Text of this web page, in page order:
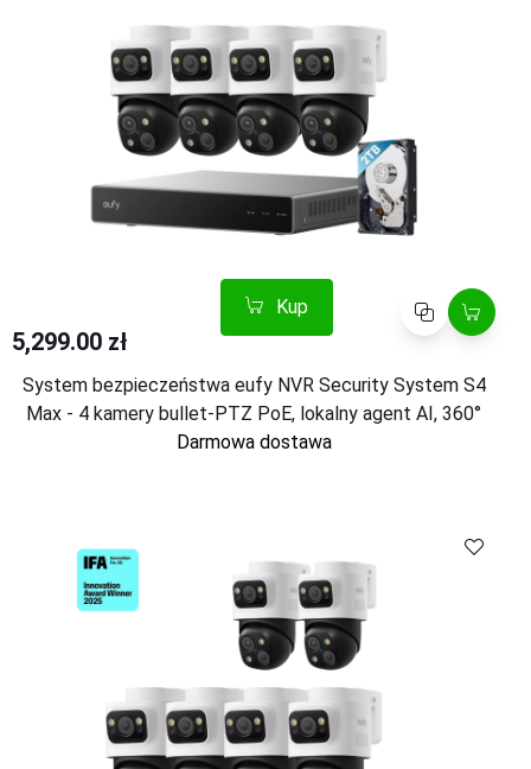
Kup Porównaj
5,299.00 zł
System bezpieczeństwa eufy NVR Security System S4
Max - 4 kamery bullet-PTZ PoE, lokalny agent AI, 360°
Darmowa dostawa